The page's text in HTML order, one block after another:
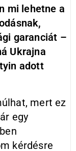
mi lehetne a
garanciát –
Ukrajna
adott
mert ez
egy
kérdésre